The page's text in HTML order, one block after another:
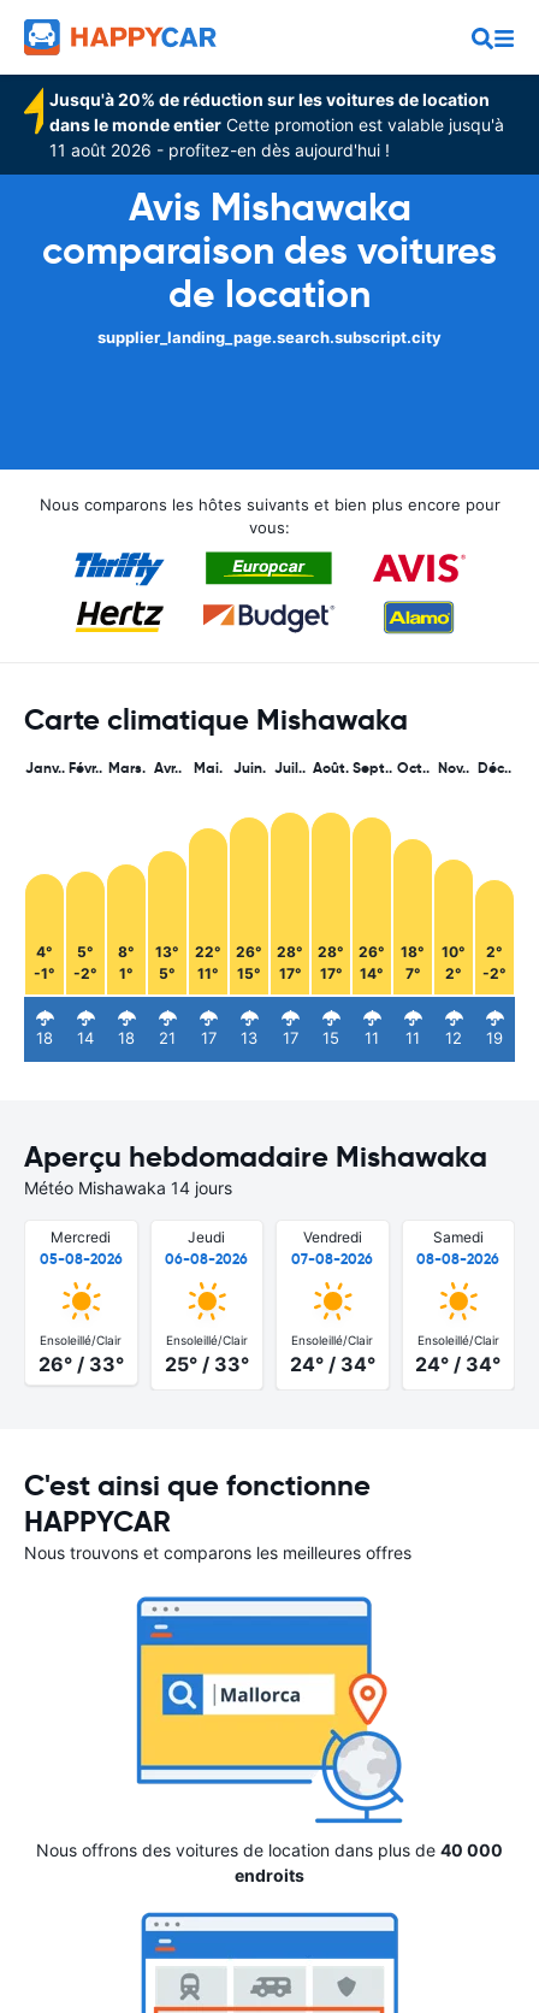
Jusqu'à 20% de réduction sur les voitures de location
dans le monde entier Cette promotion est valable jusqu'à
11 août 2026 - profitez-en dès aujourd'hui !
Avis Mishawaka
comparaison des voitures
de location
supplier_landing_page.search.subscript.city
Nous comparons les hôtes suivants et bien plus encore pour
vous:
Carte climatique Mishawaka
Janv..
4°
-1°
18
Févr..
5°
-2°
14
Mars.
8°
1°
18
Avr..
13°
5°
21
Mai.
22°
11°
17
Juin.
26°
15°
13
Juil..
28°
17°
17
Août.
28°
17°
15
Sept..
26°
14°
11
Oct..
18°
7°
11
Nov..
10°
2°
12
Déc..
2°
-2°
19
Aperçu hebdomadaire Mishawaka
Météo Mishawaka 14 jours
Mercredi
05-08-2026
Ensoleillé/Clair
26° / 33°
Jeudi
06-08-2026
Ensoleillé/Clair
25° / 33°
Vendredi
07-08-2026
Ensoleillé/Clair
24° / 34°
Samedi
08-08-2026
Ensoleillé/Clair
24° / 34°
C'est ainsi que fonctionne
HAPPYCAR
Nous trouvons et comparons les meilleures offres
Nous offrons des voitures de location dans plus de 40 000
endroits